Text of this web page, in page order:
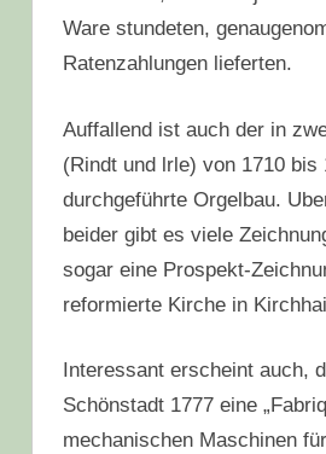
Ware stundeten,
Ratenzahlungen lieferten.
Auffallend ist auch der in
(Rindt und lrle) von 1710 bis
durchgeführte Orgelbau.
beider gibt es viele
sogar eine Prospekt-
reformierte Kirche in
Interessant erscheint auch,
Schönstadt 1777 eine
mechanischen Maschinen